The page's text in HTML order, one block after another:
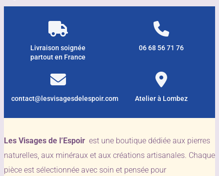
Livraison soignée
partout en France
06 68 56 71 76
contact@lesvisagesdelespoir.com Atelier à Lombez
Les Visages de l’Espoir est une boutique dédiée aux pierres
naturelles, aux minéraux et aux créations artisanales. Chaque
pièce est sélectionnée avec soin et pensée pour